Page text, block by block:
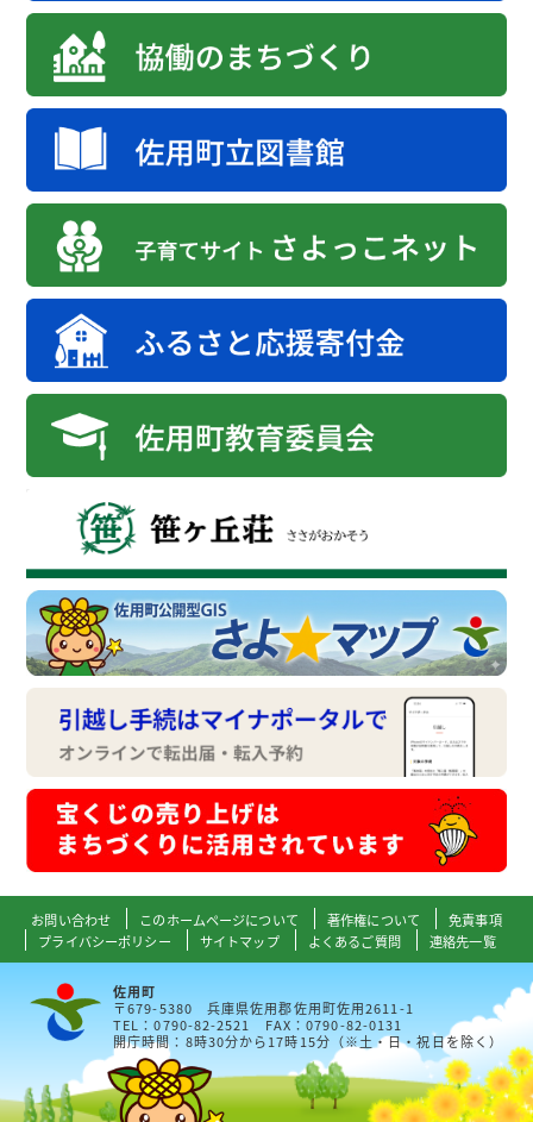
お問い合わせ このホームページについて 著作権について
免責事項
プライバシーポリシー
サイトマップ よくあるご質問 連絡先一覧
佐用町
〒679-5380 兵庫県佐用郡佐用町佐用2611-1
TEL：0790-82-2521 FAX：0790-82-0131
開庁時間：8時30分から17時15分（※土・日・祝日を除く）